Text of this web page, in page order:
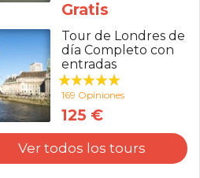
Gratis
Tour de Londres de
día Completo con
entradas
169 Opiniones
125 €
Ver todos los tours